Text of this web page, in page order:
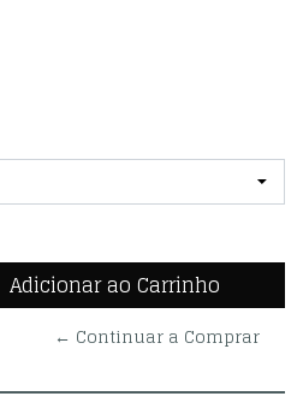
← Continuar a Comprar